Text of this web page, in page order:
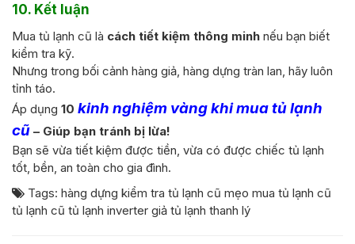
10. Kết luận
Mua tủ lạnh cũ là cách tiết kiệm thông minh nếu bạn biết
kiểm tra kỹ.
Nhưng trong bối cảnh hàng giả, hàng dựng tràn lan, hãy luôn
tỉnh táo.
Áp dụng 10 kinh nghiệm vàng khi mua tủ lạnh
cũ – Giúp bạn tránh bị lừa!
Bạn sẽ vừa tiết kiệm được tiền, vừa có được chiếc tủ lạnh
tốt, bền, an toàn cho gia đình.
Tags: hàng dựng kiểm tra tủ lạnh cũ mẹo mua tủ lạnh cũ
tủ lạnh cũ tủ lạnh inverter giả tủ lạnh thanh lý